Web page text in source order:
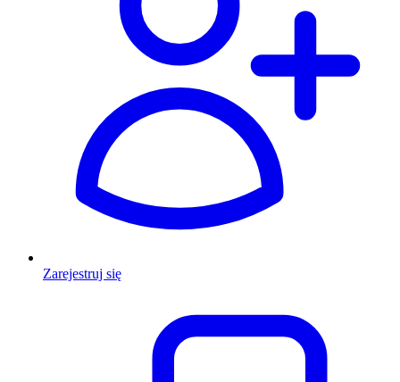
Zarejestruj się